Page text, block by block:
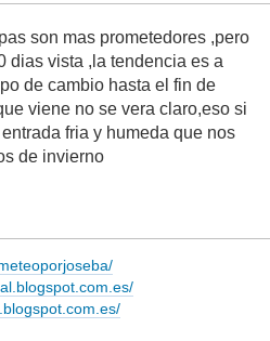
son mas prometedores ,pero
dias vista ,la tendencia es a
de cambio hasta el fin de
viene no se vera claro,eso si
fria y humeda que nos
de invierno